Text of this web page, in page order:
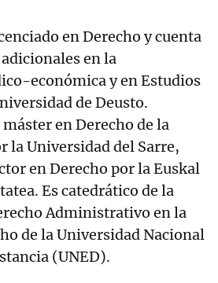
en Derecho y cuenta
en la
económica y en Estudios
de Deusto.
en Derecho de la
la Universidad del Sarre,
en Derecho por la Euskal
Es catedrático de la
Administrativo en la
de la Universidad Nacional
(UNED).